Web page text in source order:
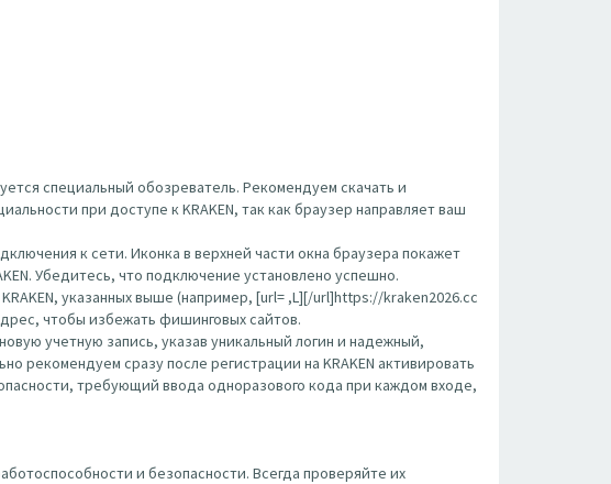
специальный обозреватель. Рекомендуем скачать и
при доступе к KRAKEN, так как браузер направляет ваш
к сети. Иконка в верхней части окна браузера покажет
Убедитесь, что подключение установлено успешно.
указанных выше (например, [url= ,L][/url]https://kraken2026.cc
чтобы избежать фишинговых сайтов.
учетную запись, указав уникальный логин и надежный,
рекомендуем сразу после регистрации на KRAKEN активировать
требующий ввода одноразового кода при каждом входе,
и безопасности. Всегда проверяйте их